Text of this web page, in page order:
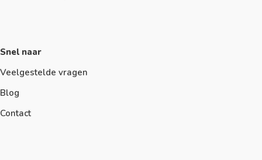
Snel naar
Veelgestelde vragen
Blog
Contact